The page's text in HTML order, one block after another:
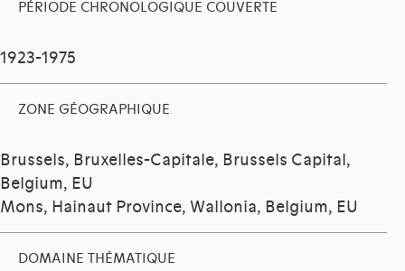
PÉRIODE CHRONOLOGIQUE COUVERTE
1923-1975
ZONE GÉOGRAPHIQUE
Brussels, Bruxelles-Capitale, Brussels Capital,
Belgium, EU
Mons, Hainaut Province, Wallonia, Belgium, EU
DOMAINE THÉMATIQUE